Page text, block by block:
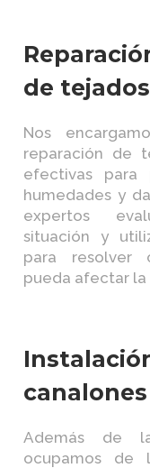
de
Nos
reparación de
efectivas para
humedades y
expertos
situación y
para resolver
pueda afectar
Además de
ocupamos de